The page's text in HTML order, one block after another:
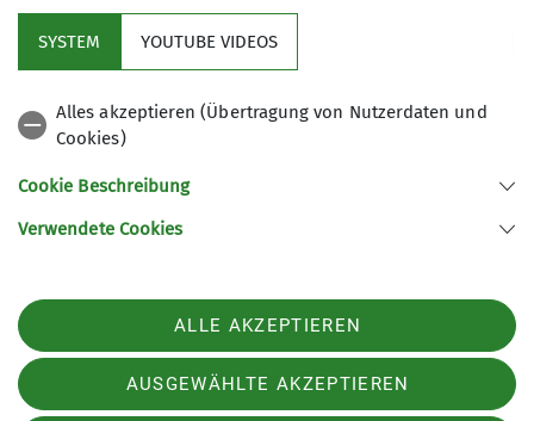
DAV Bundesverband
Sektion Regensburg des Deutschen Alpenvereins e.V.
Telefon +4994146399030
SYSTEM YOUTUBE VIDEOS
Alles akzeptieren (Übertragung von Nutzerdaten und
Cookies)
Cookie Beschreibung
Verwendete Cookies
ALLE AKZEPTIEREN
AUSGEWÄHLTE AKZEPTIEREN